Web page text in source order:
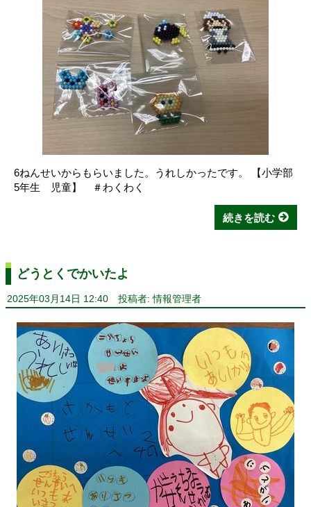
6ねんせいからもらいました。うれしかったです。 【小学部
5年生 児童】 ＃わくわく
続きを読む
どうとくでかいたよ
2025年03月14日 12:40 投稿者: 情報管理者